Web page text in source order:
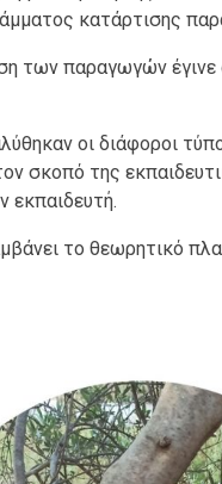
κατάρτισης
των παραγωγών έγινε
οι διάφοροι
σκοπό της
εκπαιδευτή.
το θεωρητικό